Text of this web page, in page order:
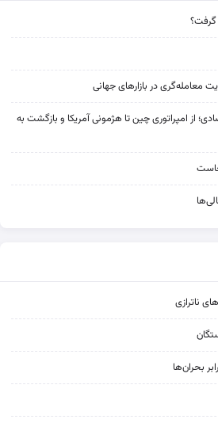
گرفت؟
معامله‌گری در بازارهای جهانی
از امپراتوری چین تا هژمونی آمریکا و بازگشت به
ناترازی
بحران‌ها